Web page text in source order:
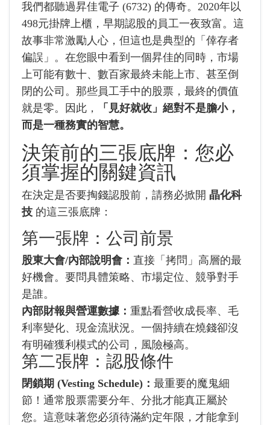
我們都聽過昇佳電子 (6732) 的傳奇。2020年以
498元掛牌上櫃，早期認股的員工一夜致富。這
故事非常激勵人心，但這也是典型的「倖存者
偏誤」。在您眼中看到一個昇佳的同時，市場
上可能有數十、數百家最終未能上市、甚至倒
閉的公司。那些員工手中的股票，最終的價值
就是零。因此，
「見好就收」絕對不是膽小，
而是一種務實的智慧。
決策前的三張底牌：您必
須掌握的關鍵資訊
在決定是否要掏錢認股前，請務必掀開 晶化科
技 的這三張底牌：
第一張牌：公司前景
股東大會/內部說明會： 直接「拷問」高層的最
好機會。要問具體策略、市場定位、競爭對手
是誰。
內部財報與營運數據： 重點看營收成長率、毛
利率變化、現金流狀況。一個持續在燒錢卻沒
有明確獲利模式的公司，風險極高。
第二張牌：認股條件
閉鎖期 (Vesting Schedule)： 最重要的魔鬼細
節！通常股票需要分年、分批才能真正屬於
您。這意味著您必須待滿約定年限，才能拿到